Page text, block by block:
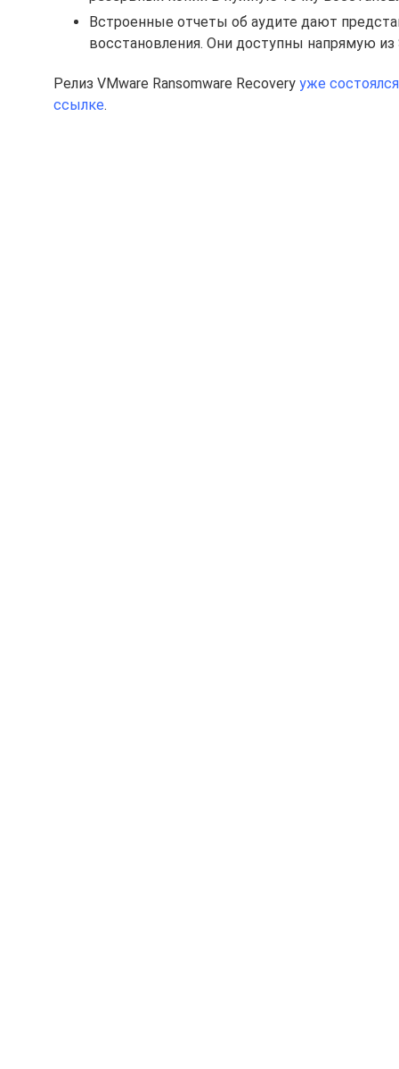
Встроенные отчеты об аудите дают
восстановления. Они доступны напрямую из
Релиз VMware Ransomware Recovery уже состоялся
ссылке.